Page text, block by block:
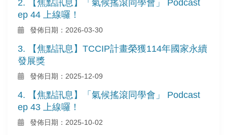
2. 【焦點訊息】「氣候搖滾同學會」 Podcast
ep 44 上線囉！
發佈日期：2026-03-30
3. 【焦點訊息】TCCIP計畫榮獲114年國家永續
發展獎
發佈日期：2025-12-09
4. 【焦點訊息】「氣候搖滾同學會」 Podcast
ep 43 上線囉！
發佈日期：2025-10-02